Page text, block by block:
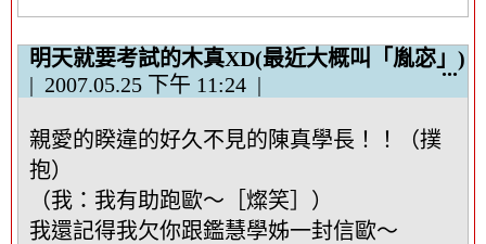
塊
明天就要考試的木真XD(最近大概叫「胤宓」)
2007.05.25 下午 11:24
親愛的睽違的好久不見的陳真學長！！（撲
抱）
（我：我有助跑歐～［燦笑］）
我還記得我欠你跟鑑慧學姊一封信歐～
...顯
示